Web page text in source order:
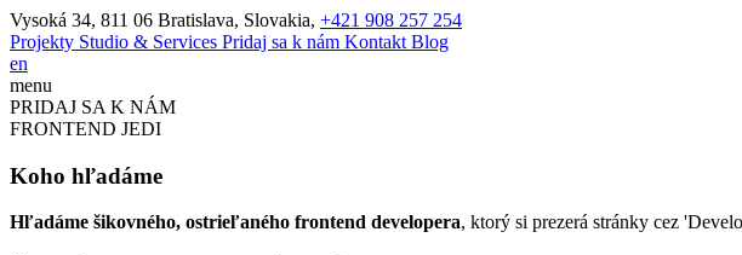
Vysoká 34, 811 06 Bratislava, Slovakia, +421 908 257 254
Projekty Studio & Services Pridaj sa k nám Kontakt Blog
en
menu
PRIDAJ SA K NÁM
FRONTEND JEDI
Koho hľadáme
Hľadáme šikovného, ostrieľaného frontend developera, ktorý si prezerá stránky cez